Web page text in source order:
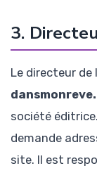
3.
Le directeur
société
demande
site. Il est